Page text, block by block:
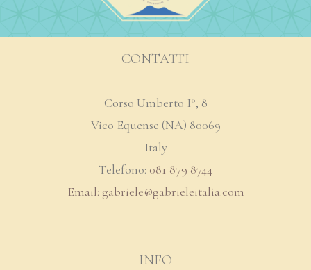
CONTATTI
Corso Umberto I°, 8
Vico Equense (NA) 80069
Italy
Telefono: 081 879 8744
Email: gabriele@gabrieleitalia.com
INFO